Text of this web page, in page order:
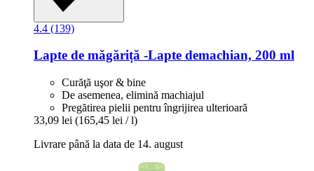
4.4 (139)
Lapte de măgăriță -​Lapte demachian, 200 ml
Curăţă uşor & bine
De asemenea, elimină machiajul
Pregătirea pielii pentru îngrijirea ulterioară
33,09 lei (165,45 lei / l)
Livrare până la data de 14. august